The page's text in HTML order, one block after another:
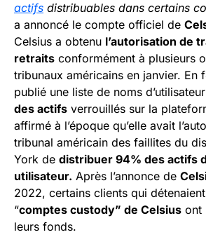
actifs distribuables dans certains
a annoncé le compte officiel de
Celsius a obtenu l’autorisation de
retraits conformément à plusieurs
tribunaux américains en janvier. En
publié une liste de noms
des actifs verrouillés sur la
affirmé à l’époque qu’elle avait
tribunal américain des faillites du
York de distribuer 94% des actifs
utilisateur. Après l’annonce de
2022, certains clients qui
“comptes custody” de Celsius ont
leurs fonds.